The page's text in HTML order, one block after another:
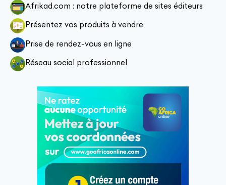
Afrikad.com : notre plateforme de sites éditeurs
Présentez vos produits à vendre
Prise de rendez-vous en ligne
Réseau social professionnel